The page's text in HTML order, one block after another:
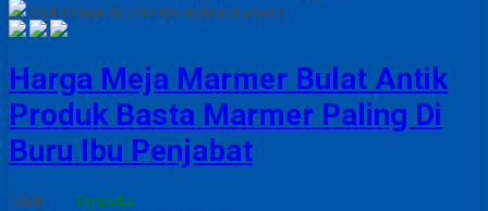
click image to preview activate zoom
Harga Meja Marmer Bulat Antik
Produk Basta Marmer Paling Di
Buru Ibu Penjabat
Stok
Tersedia